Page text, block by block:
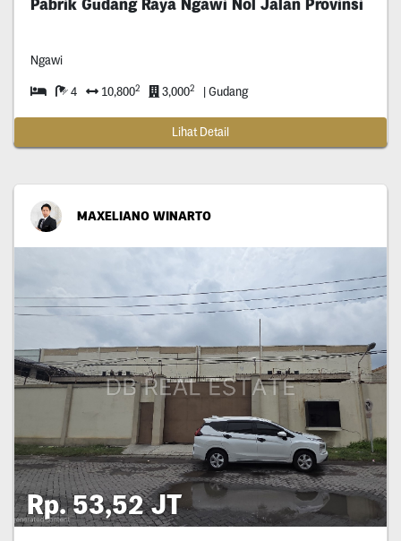
Pabrik Gudang Raya Ngawi Nol Jalan Provinsi
Ngawi
4 10,8002 3,0002 | Gudang
Lihat Detail
MAXELIANO WINARTO
Rp. 53,52 JT